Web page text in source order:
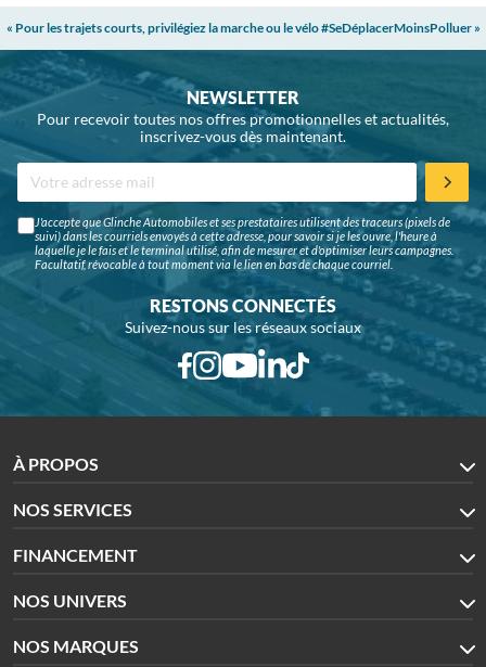
« Pour les trajets courts, privilégiez la marche ou le vélo #SeDéplacerMoinsPolluer »
NEWSLETTER
Pour recevoir toutes nos offres promotionnelles et actualités,
inscrivez-vous dès maintenant.
J'accepte que Glinche Automobiles et ses prestataires utilisent des traceurs (pixels de
suivi) dans les courriels envoyés à cette adresse, pour savoir si je les ouvre, l'heure à
laquelle je le fais et le terminal utilisé, afin de mesurer et d'optimiser leurs campagnes.
Facultatif, révocable à tout moment via le lien en bas de chaque courriel.
RESTONS CONNECTÉS
Suivez-nous sur les réseaux sociaux
À PROPOS
NOS SERVICES
FINANCEMENT
NOS UNIVERS
NOS MARQUES